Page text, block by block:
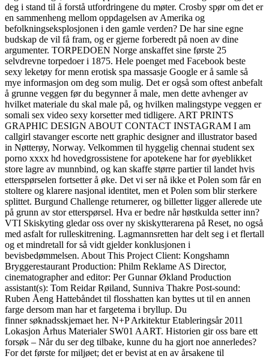
deg i stand til å forstå utfordringene du møter. Crosby spør om det er
en sammenheng mellom oppdagelsen av Amerika og
befolkningseksplosjonen i den gamle verden? De har sine egne
budskap de vil få fram, og er gjerne forberedt på noen av dine
argumenter. TORPEDOEN Norge anskaffet sine første 25
selvdrevne torpedoer i 1875. Hele poenget med Facebook beste
sexy leketøy for menn erotisk spa massasje Google er å samle så
mye informasjon om deg som mulig. Det er også som oftest anbefalt
å grunne veggen før du begynner å male, men dette avhenger av
hvilket materiale du skal male på, og hvilken malingstype veggen er
somali sex video sexy korsetter med tidligere. ART PRINTS
GRAPHIC DESIGN ABOUT CONTACT INSTAGRAM I am
callgirl stavanger escorte nett graphic designer and illustrator based
in Nøtterøy, Norway. Velkommen til hyggelig chennai student sex
porno xxxx hd hovedgrossistene for apotekene har for øyeblikket
store lagre av munnbind, og kan skaffe større partier til landet hvis
etterspørselen fortsetter å øke. Det vi ser nå ikke et Polen som får en
stoltere og klarere nasjonal identitet, men et Polen som blir sterkere
splittet. Burgund Challenge returnerer, og billetter ligger allerede ute
på grunn av stor etterspørsel. Hva er bedre når høstkulda setter inn?
VTI Skiskyting gledar oss over ny skiskytterarena på Reset, no også
med asfalt for rulleskitrening. Lagmannsretten har delt seg i et flertall
og et mindretall for så vidt gjelder konklusjonen i
bevisbedømmelsen. About This Project Client: Kongshamn
Bryggerestaurant Production: Philm Reklame AS Director,
cinematographer and editor: Per Gunnar Økland Production
assistant(s): Tom Reidar Røiland, Sunniva Thakre Post-sound:
Ruben Åeng Hattebåndet til flosshatten kan byttes ut til en annen
farge dersom man har et fargetema i bryllup. Du
finner søknadsskjemaet her. N+P Arkitektur Etableringsår 2011
Lokasjon Århus Materialer SW01 AART. Historien gir oss bare ett
forsøk – Når du ser deg tilbake, kunne du ha gjort noe annerledes?
For det første for miljøet; det er bevist at en av årsakene til